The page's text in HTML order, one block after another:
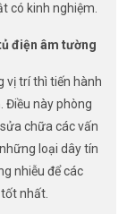
có kinh nghiệm.
điện âm tường
vị trí thì tiến hành
Điều này phòng
chữa các vấn
loại dây tín
nhiễu để các
nhất.